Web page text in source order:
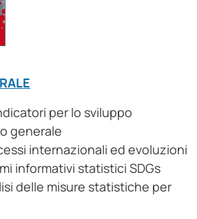
per lo sviluppo
generale
internazionali ed evoluzioni
informativi statistici SDGs
delle misure statistiche per